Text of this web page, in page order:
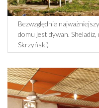
Bezwzględnie
domu jest dywan.
Skrzyński)